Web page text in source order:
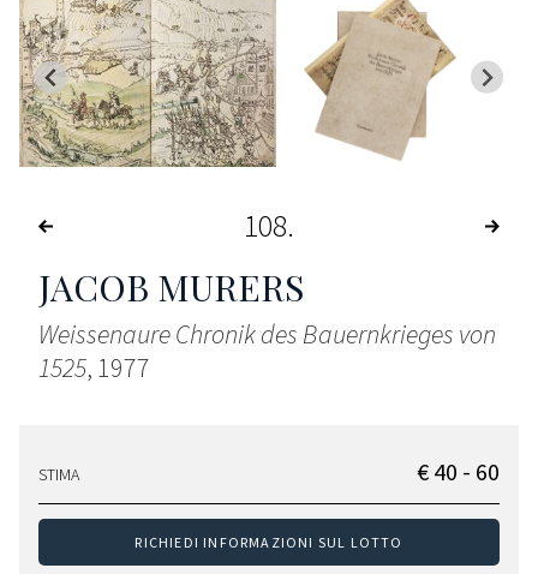
108
JACOB MURERS
Weissenaure Chronik des Bauernkrieges von
1525, 1977
STIMA € 40 - 60
RICHIEDI INFORMAZIONI SUL LOTTO